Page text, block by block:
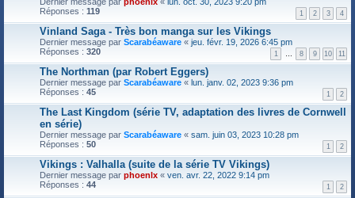
Réponses : 119 1 2 3 4
Vinland Saga - Très bon manga sur les Vikings
Dernier message par Scarabéaware « jeu. févr. 19, 2026 6:45 pm
Réponses : 320 1 … 8 9 10 11
The Northman (par Robert Eggers)
Dernier message par Scarabéaware « lun. janv. 02, 2023 9:36 pm
Réponses : 45 1 2
The Last Kingdom (série TV, adaptation des livres de Cornwell
en série)
Dernier message par Scarabéaware « sam. juin 03, 2023 10:28 pm
Réponses : 50 1 2
Vikings : Valhalla (suite de la série TV Vikings)
Dernier message par phoenlx « ven. avr. 22, 2022 9:14 pm
Réponses : 44 1 2